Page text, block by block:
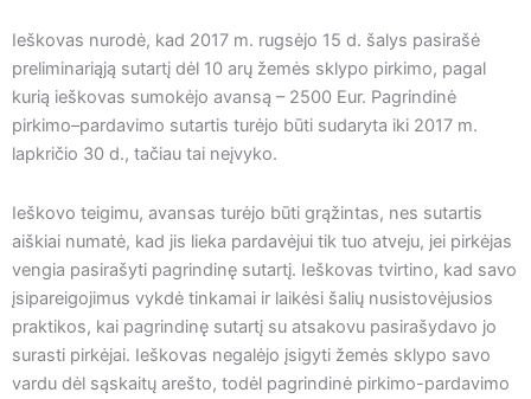
Ieškovas nurodė, kad 2017 m. rugsėjo 15 d. šalys pasirašė
preliminariąją sutartį dėl 10 arų žemės sklypo pirkimo, pagal
kurią ieškovas sumokėjo avansą – 2500 Eur. Pagrindinė
pirkimo–pardavimo sutartis turėjo būti sudaryta iki 2017 m.
lapkričio 30 d., tačiau tai neįvyko.
Ieškovo teigimu, avansas turėjo būti grąžintas, nes sutartis
aiškiai numatė, kad jis lieka pardavėjui tik tuo atveju, jei pirkėjas
vengia pasirašyti pagrindinę sutartį. Ieškovas tvirtino, kad savo
įsipareigojimus vykdė tinkamai ir laikėsi šalių nusistovėjusios
praktikos, kai pagrindinę sutartį su atsakovu pasirašydavo jo
surasti pirkėjai. Ieškovas negalėjo įsigyti žemės sklypo savo
vardu dėl sąskaitų arešto, todėl pagrindinė pirkimo-pardavimo